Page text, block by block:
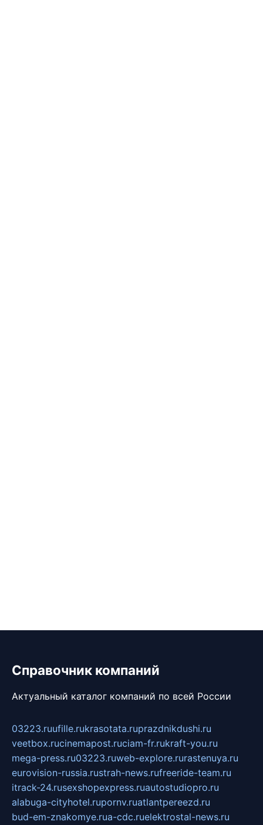
Справочник компаний
Актуальный каталог компаний по всей России
03223.ruufille.rukrasotata.ruprazdnikdushi.ru
veetbox.rucinemapost.ruciam-fr.rukraft-you.ru
mega-press.ru03223.ruweb-explore.rurastenuya.ru
eurovision-russia.rustrah-news.rufreeride-team.ru
itrack-24.rusexshopexpress.ruautostudiopro.ru
alabuga-cityhotel.rupornv.ruatlantpereezd.ru
bud-em-znakomye.rua-cdc.ruelektrostal-news.ru